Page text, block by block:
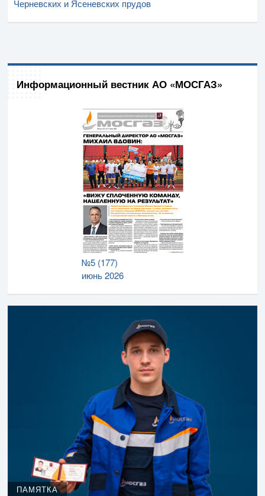
Черневских и Ясеневских прудов
Информационный вестник АО «МОСГАЗ»
№5 (177)
июнь 2026
ПАМЯТКА